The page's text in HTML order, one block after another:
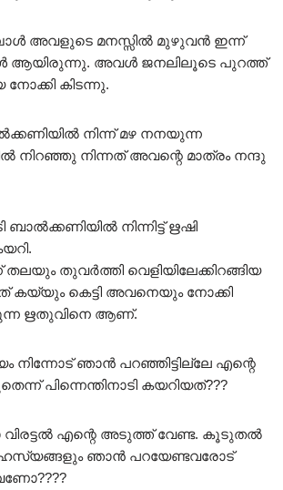
അവളുടെ മനസ്സിൽ മുഴുവൻ ഇന്ന്
ആയിരുന്നു. അവൾ ജനലിലൂടെ പുറത്ത്
കിടന്നു.
നിന്ന് മഴ നനയുന്ന
നിറഞ്ഞു നിന്നത് അവന്റെ മാത്രം നന്ദു
നിന്നിട്ട് ഋഷി
തുവർത്തി വെളിയിലേക്കിറങ്ങിയ
കെട്ടി അവനെയും നോക്കി
ഋതുവിനെ ആണ്.
നിന്നോട് ഞാൻ പറഞ്ഞിട്ടില്ലേ എന്റെ
പിന്നെന്തിനാടി കയറിയത്???
വിരട്ടൽ എന്റെ അടുത്ത് വേണ്ട. കൂടുതൽ
ഞാൻ പറയേണ്ടവരോട്